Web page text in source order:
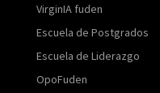
VirginIA fuden
Escuela de Postgrados
Escuela de Liderazgo
OpoFuden